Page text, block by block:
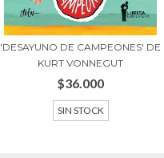
'DESAYUNO DE CAMPEONES' DE
KURT VONNEGUT
$36.000
SIN STOCK